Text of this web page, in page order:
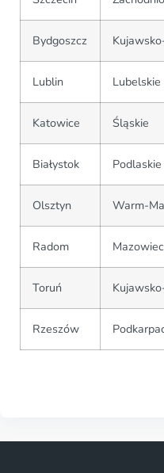
Bydgoszcz
Lublin Lubelskie
Katowice Śląskie
Białystok Podlaskie
Olsztyn Warm-
Radom
Toruń
Rzeszów